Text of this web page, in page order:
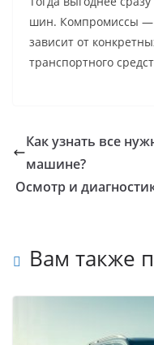
шин. Компромиссы —
зависит от
транспортного
Как узнать все
машине?
Осмотр и
Вам также